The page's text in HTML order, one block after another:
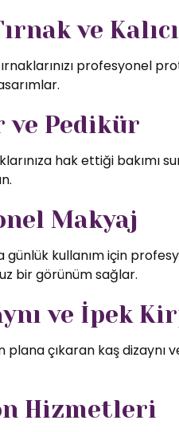
ve
profesyonel
ve Pedikür
hak ettiği
Makyaj
günlük kullanım için
bir görünüm sağlar.
ve İpek
plana çıkaran kaş
Hizmetleri